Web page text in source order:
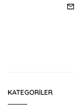
KATEGORILER